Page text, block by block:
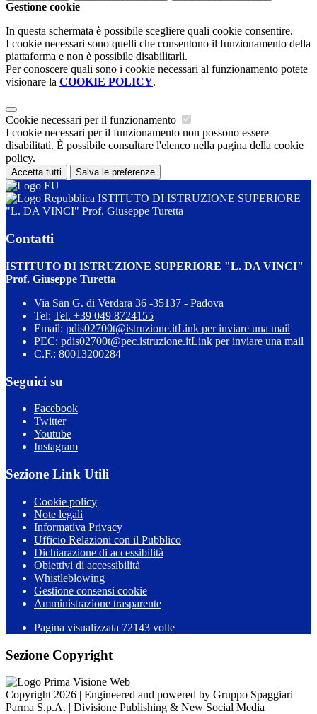
Gestione cookie
In questa schermata è possibile scegliere quali cookie consentire.
I cookie necessari sono quelli che consentono il funzionamento della
piattaforma e non è possibile disabilitarli.
Per conoscere quali sono i cookie necessari al funzionamento potete
visionare la COOKIE POLICY.
Cookie necessari per il funzionamento
I cookie necessari per il funzionamento non possono essere
disabilitati. È possibile consultare l'elenco nella pagina della cookie
policy.
Accetta tutti Salva le preferenze
ISTITUTO DI ISTRUZIONE SUPERIORE
"L. DA VINCI" Prof. Giuseppe Turetta
Contatti
ISTITUTO DI ISTRUZIONE SUPERIORE "L. DA VINCI"
Prof. Giuseppe Turetta
Via San G. di Verdara 36 -35137 - Padova
Tel: Tel. +39 049 8724155
Email: pdis02700t@istruzione.itLink per inviare una mail
PEC: pdis02700t@pec.istruzione.itLink per inviare una mail
C.F.: 80013200284
Seguici su
Facebook
Twitter
Youtube
Instagram
Sezione Link Utili
Cookie policy
Note legali
Informativa Privacy
Ufficio Relazioni con il Pubblico
Dichiarazione di accessibilità
Obiettivi di accessibilità
Whistleblowing
Gestione consensi cookie
Amministrazione trasparente
Pagina visualizzata 72143 volte
Sezione Copyright
Copyright 2026 | Engineered and powered by Gruppo Spaggiari
Parma S.p.A. | Divisione Publishing & New Social Media